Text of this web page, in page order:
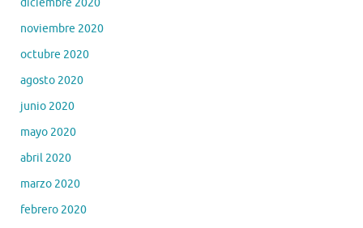
diciembre 2020
noviembre 2020
octubre 2020
agosto 2020
junio 2020
mayo 2020
abril 2020
marzo 2020
febrero 2020